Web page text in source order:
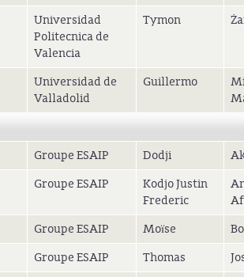
Universidad
Politecnica de
Valencia
Tymon
Universidad de
Valladolid
Guillermo
Groupe ESAIP Dodji
Groupe ESAIP
Kodjo Justin
Frederic
Groupe ESAIP Moïse
Groupe ESAIP Thomas